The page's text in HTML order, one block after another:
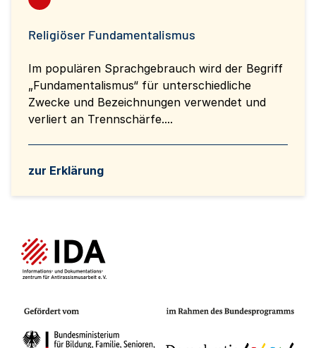
Religiöser Fundamentalismus
Im populären Sprachgebrauch wird der Begriff
„Fundamentalismus“ für unterschiedliche
Zwecke und Bezeichnungen verwendet und
verliert an Trennschärfe....
zur Erklärung